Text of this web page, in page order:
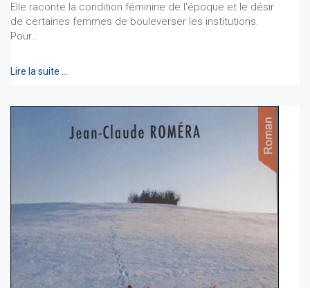
Elle raconte la condition féminine de l'époque et le désir
de certaines femmes de bouleverser les institutions.
Pour…
Lire la suite …